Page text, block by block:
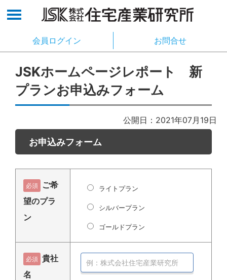
会員ログイン お問合せ
JSKホームページレポート 新
プランお申込みフォーム
公開日：2021年07月19日
お申込みフォーム
必須
ご希
望のプラ
ン
ライトプラン
シルバープラン
ゴールドプラン
必須 貴社
名